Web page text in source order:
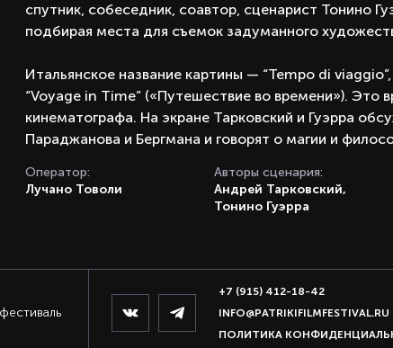
спутник, собеседник, соавтор, сценарист Тонино
подбирая места для съемок задуманного
Итальянское название картины — “Tempo di
“Voyage in Time” («Путешествие во времени»). Это
кинематографа. На экране Тарковский и Гуэрра
Параджанова и Бергмана и говорят о магии и
Оператор:
Лучано Товоли
Авторы сценария:
Андрей Тарковский,
Тонино Гуэрра
+7 (915) 412-18-42
INFO@PATRIKIFILMFESTIVAL.RU
ПОЛИТИКА